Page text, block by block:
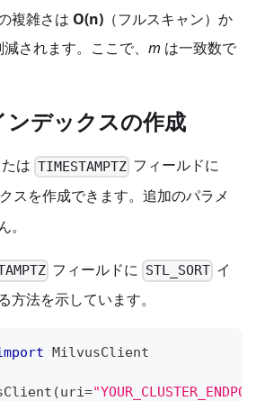
複雑さは O(n) （フルスキャン）か
されます。ここで、 m は一致数で
ンデックスの作成
たは TIMESTAMPTZフィールドに
スを作成できます。追加のパラメ
フィールドに STL_SORTイ
方法を示しています。
MilvusClient
(uri=